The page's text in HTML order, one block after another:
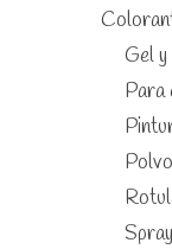
Gel
Para
Polvo
Spray